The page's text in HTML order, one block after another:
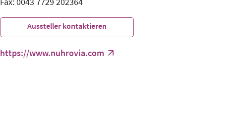
Aussteller kontaktieren
https://www.nuhrovia.com